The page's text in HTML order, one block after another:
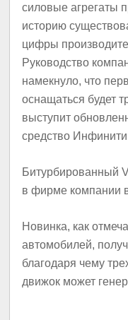
силовые агрегаты
историю
цифры
Руководство
намекнуло, что
оснащаться будет
выступит
средство
Битурбированный
в фирме компании
Новинка, как
автомобилей,
благодаря чему
движок может